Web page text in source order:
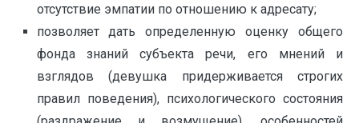
отсутствие эмпатии по отношению к адресату;
позволяет дать определенную оценку общего
фонда знаний субъекта речи, его мнений и
взглядов (девушка придерживается строгих
правил поведения), психологического состояния